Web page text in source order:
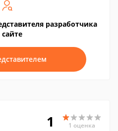
разработчика
сайте
1 1 оценка